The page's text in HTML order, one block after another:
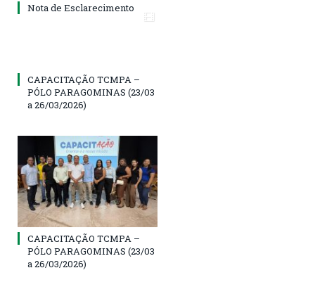
Nota de Esclarecimento
CAPACITAÇÃO TCMPA –
PÓLO PARAGOMINAS (23/03
a 26/03/2026)
CAPACITAÇÃO TCMPA –
PÓLO PARAGOMINAS (23/03
a 26/03/2026)